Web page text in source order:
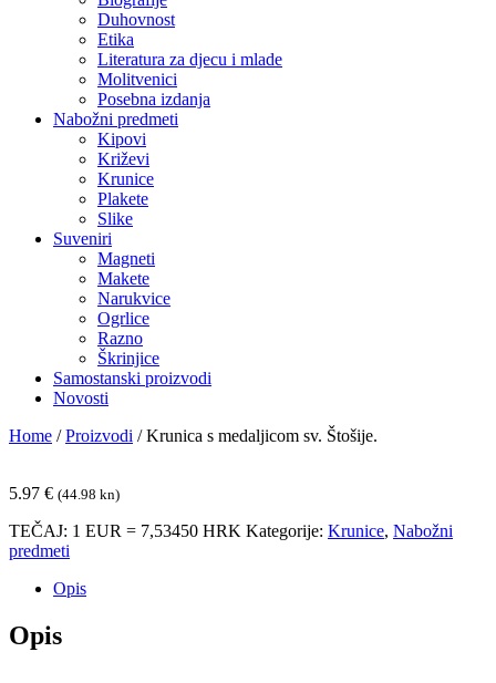
Duhovnost
Etika
Literatura za djecu i mlade
Molitvenici
Posebna izdanja
Nabožni predmeti
Kipovi
Križevi
Krunice
Plakete
Slike
Suveniri
Magneti
Makete
Narukvice
Ogrlice
Razno
Škrinjice
Samostanski proizvodi
Novosti
Home / Proizvodi / Krunica s medaljicom sv. Štošije.
5.97 € (44.98 kn)
TEČAJ: 1 EUR = 7,53450 HRK Kategorije: Krunice, Nabožni
predmeti
Opis
Opis